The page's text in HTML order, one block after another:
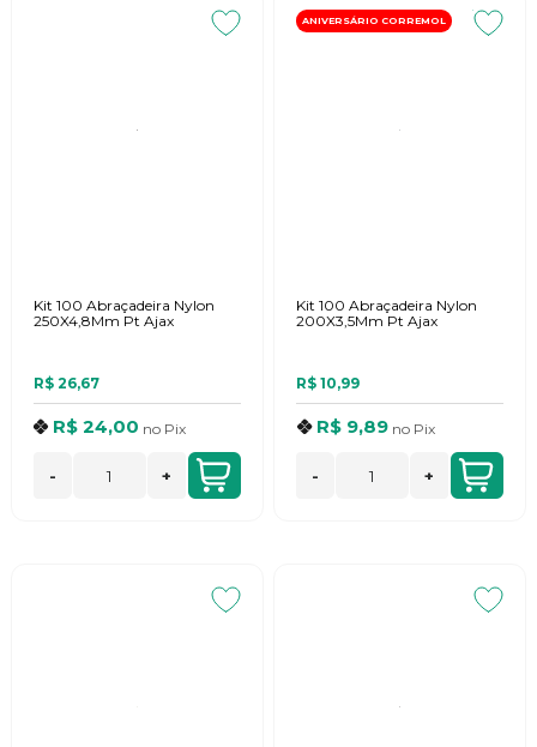
Kit 100 Abraçadeira Nylon
250X4,8Mm Pt Ajax
R$ 26,67
R$ 24,00 no Pix
- +
ANIVERSÁRIO CORREMOL
Kit 100 Abraçadeira Nylon
200X3,5Mm Pt Ajax
R$ 10,99
R$ 9,89 no Pix
- +